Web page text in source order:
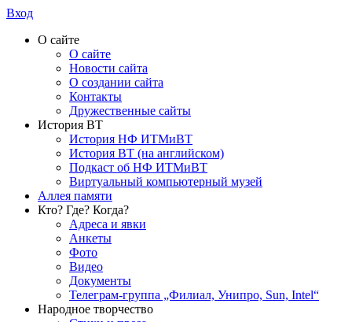
Вход
О сайте
О сайте
Новости сайта
О создании сайта
Контакты
Дружественные сайты
История ВТ
История НФ ИТМиВТ
История ВТ (на английском)
Подкаст об НФ ИТМиВТ
Виртуальный компьютерный музей
Аллея памяти
Кто? Где? Когда?
Адреса и явки
Анкеты
Фото
Видео
Документы
Телеграм-группа „Филиал, Унипро, Sun, Intel“
Народное творчество